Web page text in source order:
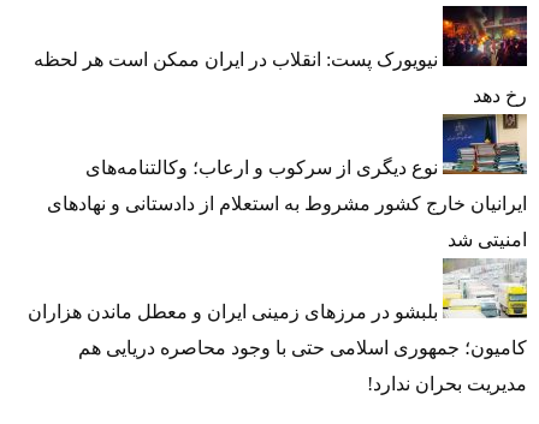
نیویورک پست: انقلاب در ایران ممکن است هر لحظه
رخ دهد
نوع دیگری از سرکوب و ارعاب؛ وکالتنامه‌های
ایرانیان خارج کشور مشروط به استعلام از دادستانی و نهادهای
امنیتی شد
بلبشو در مرزهای زمینی ایران و معطل ماندن هزاران
کامیون؛ جمهوری اسلامی حتی با وجود محاصره دریایی هم
مدیریت بحران ندارد!